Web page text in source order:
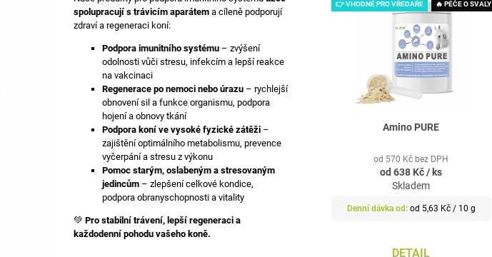
spolupracují s trávicím aparátem a cíleně podporují
zdraví a regeneraci koní:
Podpora imunitního systému – zvýšení
odolnosti vůči stresu, infekcím a lepší reakce
na vakcinaci
Regenerace po nemoci nebo úrazu – rychlejší
obnovení sil a funkce organismu, podpora
hojení a obnovy tkání
Podpora koní ve vysoké fyzické zátěži –
zajištění optimálního metabolismu, prevence
vyčerpání a stresu z výkonu
Pomoc starým, oslabeným a stresovaným
jedincům – zlepšení celkové kondice,
podpora obranyschopnosti a vitality
💚 Pro stabilní trávení, lepší regeneraci a
každodenní pohodu vašeho koně.
👉 VHODNÉ PRO VŘEDAŘE 🔥 PÉČE O SVALY
Amino PURE
od 570 Kč bez DPH
od638 Kč / ks
Skladem
Měrná
od 5,63 Kč / 10 g
DETAIL
514 Kč
1 888 Kč